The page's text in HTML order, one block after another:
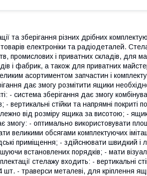
та зберігання різних дрібних
електроніки та радіодеталей.
промислових і приватних складів, для
і фабрик, а також для приватних
асортиментом запчастин і
дає змогу розмітити ящики
- система зберігання дає змогу
- вертикальні стійки та напрямні покриті
від розміру ящика за висотою; -
змогу: - оптимально використовувати
великими обсягами комплектуючих
приміщення; - здійснювати швидкий і
встановлених порядків; - мати
стелажу входить: - вертикальні
- траверси металеві, для кріплення